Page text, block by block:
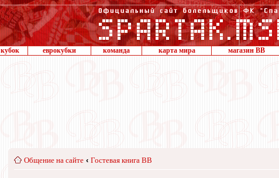
кубок еврокубки команда карта мира магазин ВВ
Общение на сайте ‹ Гостевая книга ВВ